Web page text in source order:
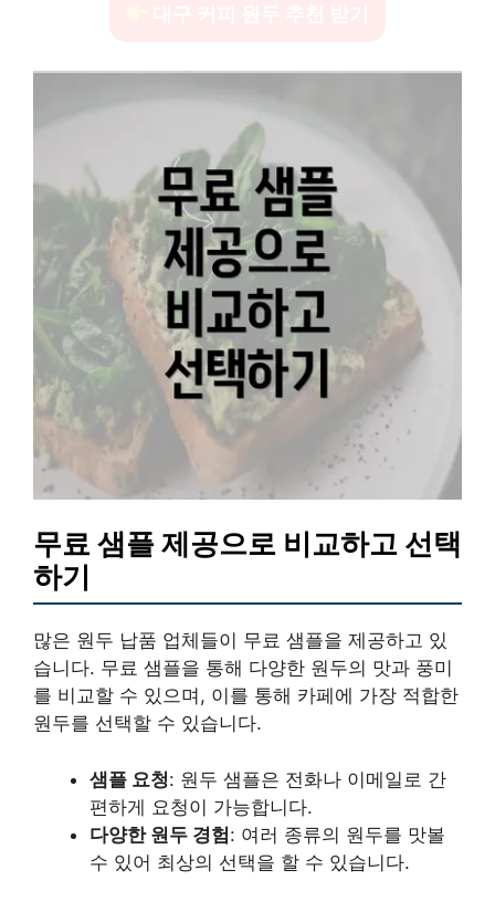
무료 샘플 제공으로 비교하고 선택
하기
많은 원두 납품 업체들이 무료 샘플을 제공하고 있
습니다. 무료 샘플을 통해 다양한 원두의 맛과 풍미
를 비교할 수 있으며, 이를 통해 카페에 가장 적합한
원두를 선택할 수 있습니다.
샘플 요청: 원두 샘플은 전화나 이메일로 간
편하게 요청이 가능합니다.
다양한 원두 경험: 여러 종류의 원두를 맛볼
수 있어 최상의 선택을 할 수 있습니다.